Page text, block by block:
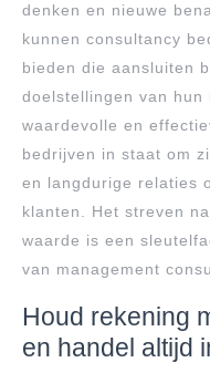
denken en nieuwe
kunnen consultancy
bieden die aansluiten
doelstellingen van hun
waardevolle en
bedrijven in staat om
en langdurige relaties
klanten. Het streven
waarde is een
van management
Houd rekening
en handel altijd